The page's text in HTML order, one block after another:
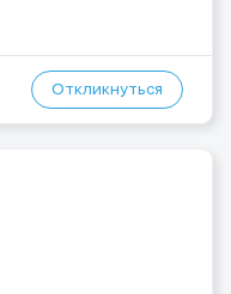
Откликнуться